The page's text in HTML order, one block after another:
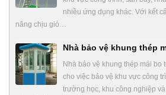
nhiều ứng dụng khác. Với kết
năng chịu gió…
Nhà bảo vệ khung thép
Nhà bảo vệ khung thép mái bo
cho việc bảo vệ khu vực công
trường học, khu công nghiệp